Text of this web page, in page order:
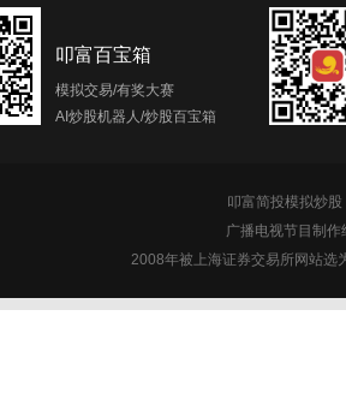
叩富百宝箱
模拟交易/有奖大赛
AI炒股机器人/炒股百宝箱
叩富简投模拟炒
广播电视节目制
2008年被上海证券交易所网站选